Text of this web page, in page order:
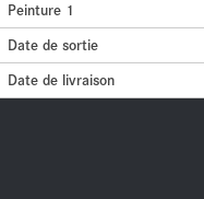
Peinture 1
Date de sortie
Date de livraison